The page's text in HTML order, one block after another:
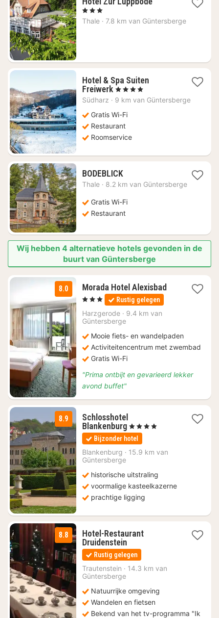
vanaf
, 3 Sterren
Thale · 7.8 km van Güntersberge
Hotel & Spa Suiten
Freiwerk 1
nacht
€
134,06
, 4 Sterren
Südharz · 9 km van Güntersberge
Gratis Wi-Fi
Restaurant
Roomservice
BODEBLICK1
nacht
€
Thale · 8.2 km van Güntersberge
Gratis Wi-Fi
Restaurant
Wij hebben 4 alternatieve hotels gevonden in de
buurt van Güntersberge
8.0 Morada Hotel Alexisbad3
nachten
, 3 Sterren Rustig gelegen
Harzgerode · 9.4 km van
Güntersberge
Mooie fiets- en wandelpaden
Activiteitencentrum met zwembad
Gratis Wi-Fi
"Prima ontbijt en gevarieerd lekker
avond buffet"
8.9
Schlosshotel
Blankenburg1
nacht
vanaf
€
, 4 Sterren
Bijzonder hotel
Blankenburg · 15.9 km van
Güntersberge
historische uitstraling
voormalige kasteelkazerne
prachtige ligging
8.8
Hotel-Restaurant
Druidenstein2
nachten
vanaf
€
Rustig gelegen
Trautenstein · 14.3 km van
Güntersberge
Natuurrijke omgeving
Wandelen en fietsen
Bekend van het tv-programma "Ik